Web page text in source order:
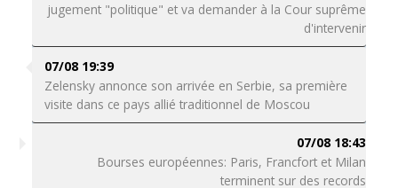
jugement "politique" et va demander à la Cour suprême
d'intervenir
07/08 19:39
Zelensky annonce son arrivée en Serbie, sa première
visite dans ce pays allié traditionnel de Moscou
07/08 18:43
Bourses européennes: Paris, Francfort et Milan
terminent sur des records